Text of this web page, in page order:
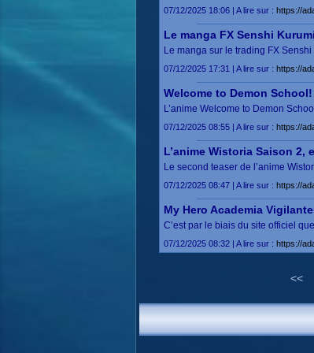
07/12/2025 18:06 | A lire sur : https://
Le manga FX Senshi
Le manga sur le trading FX
07/12/2025 17:31 | A lire sur : https://
Welcome to Demon
L’anime Welcome to Demon
07/12/2025 08:55 | A lire sur : https://
L’anime Wistoria Saison 2,
Le second teaser de l’anime
07/12/2025 08:47 | A lire sur : https://
My Hero Academia
C’est par le biais du site officiel
07/12/2025 08:32 | A lire sur : https://
<<